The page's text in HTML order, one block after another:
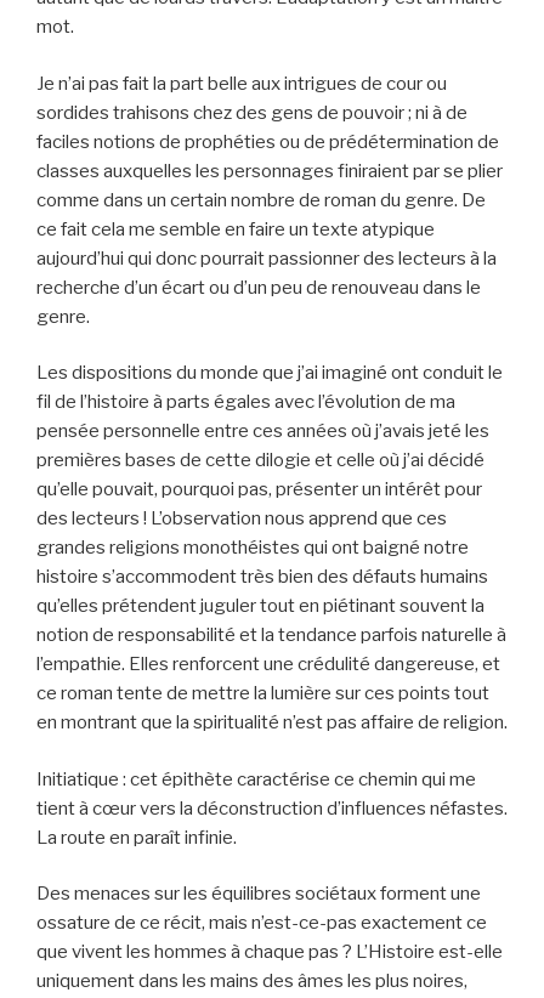
mot.
Je n’ai pas fait la part belle aux intrigues de cour ou
sordides trahisons chez des gens de pouvoir ; ni à de
faciles notions de prophéties ou de prédétermination de
classes auxquelles les personnages finiraient par se plier
comme dans un certain nombre de roman du genre. De
ce fait cela me semble en faire un texte atypique
aujourd’hui qui donc pourrait passionner des lecteurs à la
recherche d’un écart ou d’un peu de renouveau dans le
genre.
Les dispositions du monde que j’ai imaginé ont conduit le
fil de l’histoire à parts égales avec l’évolution de ma
pensée personnelle entre ces années où j’avais jeté les
premières bases de cette dilogie et celle où j’ai décidé
qu’elle pouvait, pourquoi pas, présenter un intérêt pour
des lecteurs ! L’observation nous apprend que ces
grandes religions monothéistes qui ont baigné notre
histoire s’accommodent très bien des défauts humains
qu’elles prétendent juguler tout en piétinant souvent la
notion de responsabilité et la tendance parfois naturelle à
l’empathie. Elles renforcent une crédulité dangereuse, et
ce roman tente de mettre la lumière sur ces points tout
en montrant que la spiritualité n’est pas affaire de religion.
Initiatique : cet épithète caractérise ce chemin qui me
tient à cœur vers la déconstruction d’influences néfastes.
La route en paraît infinie.
Des menaces sur les équilibres sociétaux forment une
ossature de ce récit, mais n’est-ce-pas exactement ce
que vivent les hommes à chaque pas ? L’Histoire est-elle
uniquement dans les mains des âmes les plus noires,